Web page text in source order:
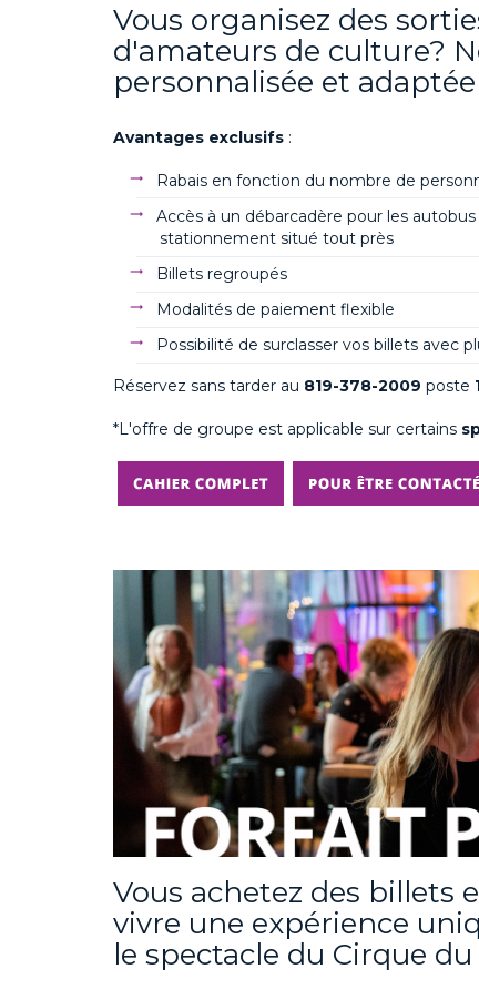
Vous organisez des
d'amateurs de culture?
personnalisée et
Avantages exclusifs :
Rabais en fonction du nombre de
Accès à un débarcadère pour les autobus
stationnement situé tout près
Billets regroupés
Modalités de paiement flexible
Possibilité de surclasser vos billets avec
Réservez sans tarder au 819-378-2009 poste
*L'offre de groupe est applicable sur certains
Vous achetez des billets
vivre une expérience
le spectacle du Cirque